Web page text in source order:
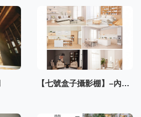
【七號盒子攝影棚】–內湖棚3F